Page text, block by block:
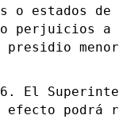
o estados
presidio
efecto podrá